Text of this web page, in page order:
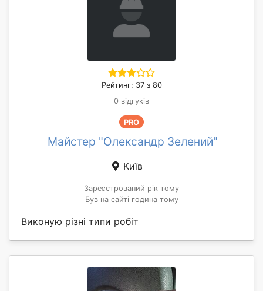
Рейтинг: 37 з 80
0 відгуків
PRO
Майстер "Олександр Зелений"
Київ
Зареєстрований рік тому
Був на сайті година тому
Виконую різні типи робіт